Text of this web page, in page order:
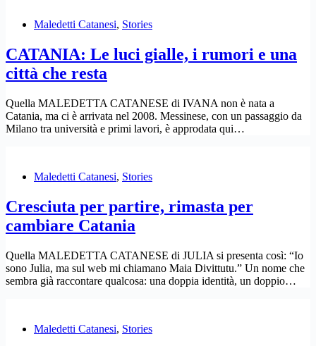
Maledetti Catanesi, Stories
CATANIA: Le luci gialle, i rumori e una
città che resta
Quella MALEDETTA CATANESE di IVANA non è nata a
Catania, ma ci è arrivata nel 2008. Messinese, con un passaggio da
Milano tra università e primi lavori, è approdata qui…
Maledetti Catanesi, Stories
Cresciuta per partire, rimasta per
cambiare Catania
Quella MALEDETTA CATANESE di JULIA si presenta così: “Io
sono Julia, ma sul web mi chiamano Maia Divittutu.” Un nome che
sembra già raccontare qualcosa: una doppia identità, un doppio…
Maledetti Catanesi, Stories